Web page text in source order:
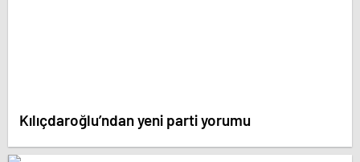
Kılıçdaroğlu’ndan yeni parti yorumu